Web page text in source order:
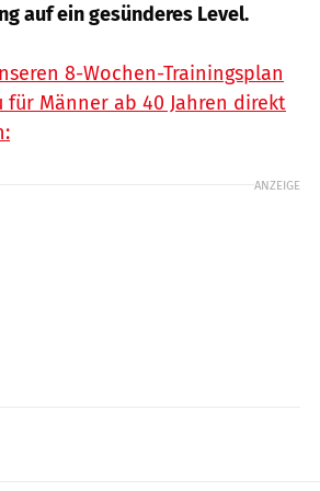
auf ein gesünderes Level.
8-Wochen-Trainingsplan
für Männer ab 40 Jahren direkt
ANZEIGE